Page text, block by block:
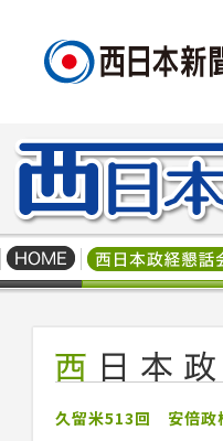
久留米513回 安倍政